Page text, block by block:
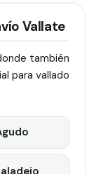
Vallate
también
para vallado